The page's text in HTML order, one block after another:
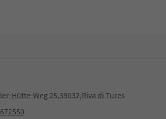
Hütte-Weg 25,39032,Riva di Tures